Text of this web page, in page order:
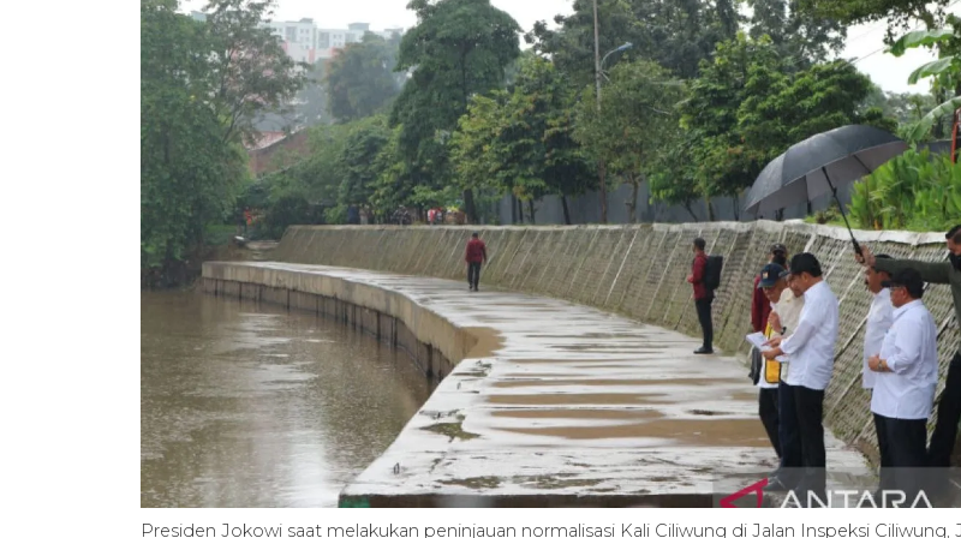
Presiden Jokowi saat melakukan peninjauan normalisasi Kali Ciliwung di Jalan Inspeksi Ciliwung,